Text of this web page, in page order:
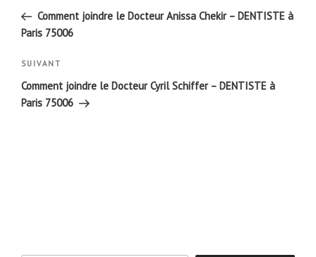
l’article
précédent
Comment joindre le Docteur Anissa Chekir – DENTISTE à
Paris 75006
Article
suivant
SUIVANT
Comment joindre le Docteur Cyril Schiffer – DENTISTE à
Paris 75006